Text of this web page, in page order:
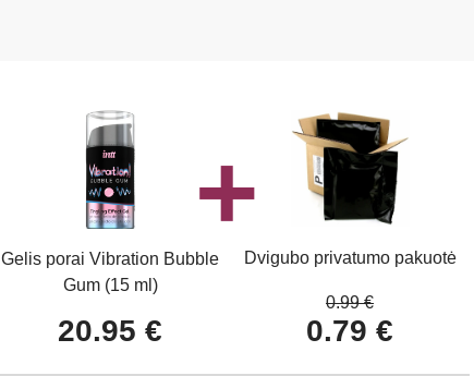
Gelis porai Vibration Bubble
Gum (15 ml)
20.95 €
Dvigubo privatumo pakuotė
0.99 €
0.79 €